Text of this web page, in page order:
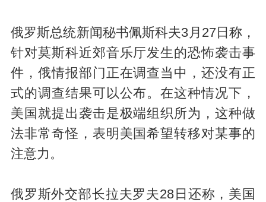
俄罗斯总统新闻秘书佩斯科夫3月27日称，
针对莫斯科近郊音乐厅发生的恐怖袭击事
件，俄情报部门正在调查当中，还没有正
式的调查结果可以公布。在这种情况下，
美国就提出袭击是极端组织所为，这种做
法非常奇怪，表明美国希望转移对某事的
注意力。
俄罗斯外交部长拉夫罗夫28日还称，美国